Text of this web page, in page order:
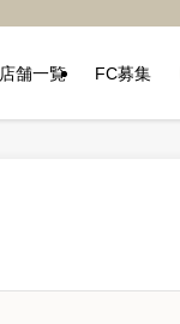
店舗一覧 FC募集